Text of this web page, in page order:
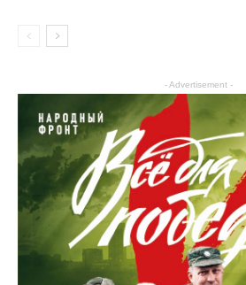
- Advertisement -